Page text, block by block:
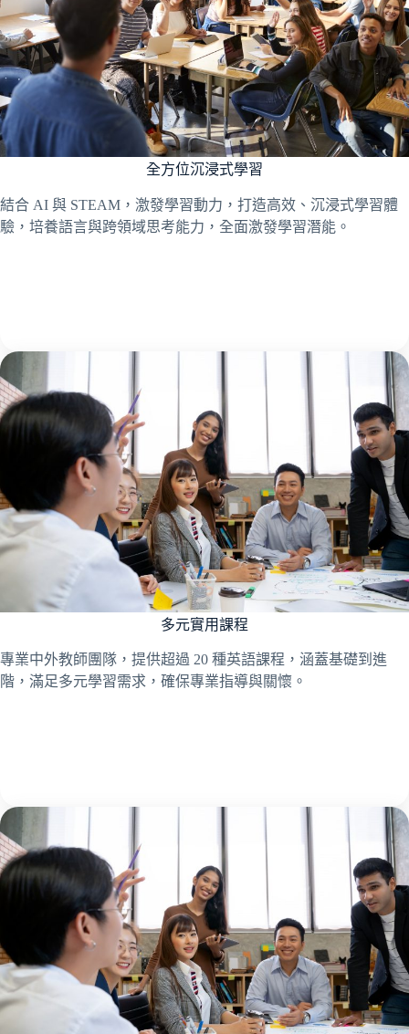
全方位沉浸式學習
結合 AI 與 STEAM，激發學習動力，打造高效、沉浸式學習體
驗，培養語言與跨領域思考能力，全面激發學習潛能。
多元實用課程
專業中外教師團隊，提供超過 20 種英語課程，涵蓋基礎到進
階，滿足多元學習需求，確保專業指導與關懷。